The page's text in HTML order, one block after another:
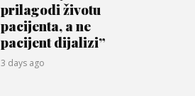
prilagodi životu
pacijenta, a ne
pacijent dijalizi”
3 days ago